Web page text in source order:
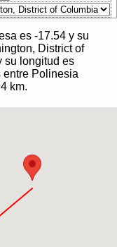
es -17.54 y su
District of
su longitud es
entre Polinesia
km.